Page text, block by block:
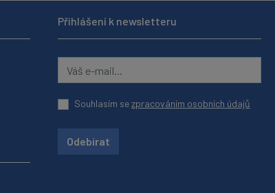
Přihlášení k newsletteru
Souhlasím sezpracováním osobních údajů
Odebírat